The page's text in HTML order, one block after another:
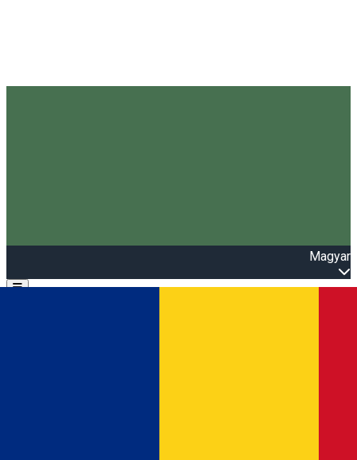
Magyar
Open main menu